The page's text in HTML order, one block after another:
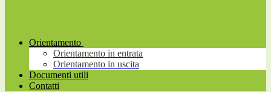
Orientamento
Orientamento in entrata
Orientamento in uscita
Documenti utili
Contatti